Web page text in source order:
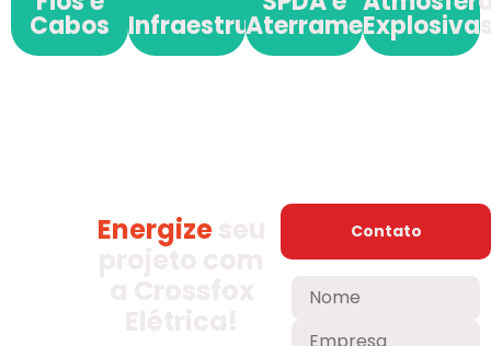
Cabos InfraestruturaAterramento
Energizeseu
Contato